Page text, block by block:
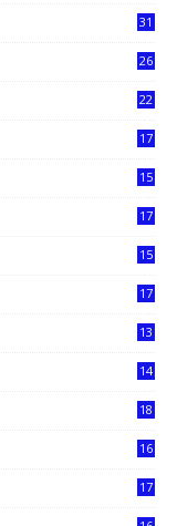
31
26
22
17
15
17
15
17
13
14
18
16
17